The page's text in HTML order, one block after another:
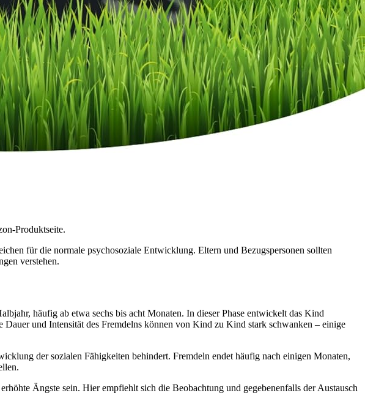
Produktseite.
für die normale psychosoziale Entwicklung. Eltern und Bezugspersonen sollten
verstehen.
häufig ab etwa sechs bis acht Monaten. In dieser Phase entwickelt das Kind
und Intensität des Fremdelns können von Kind zu Kind stark schwanken – einige
der sozialen Fähigkeiten behindert. Fremdeln endet häufig nach einigen Monaten,
Ängste sein. Hier empfiehlt sich die Beobachtung und gegebenenfalls der Austausch